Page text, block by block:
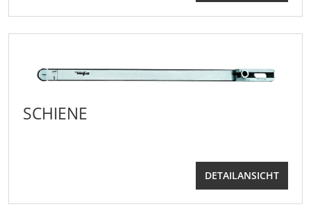
SCHIENE
DETAILANSICHT